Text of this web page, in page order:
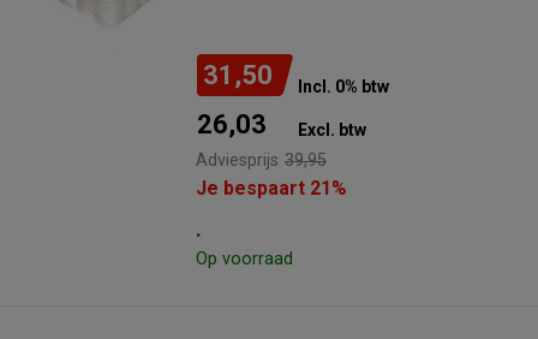
31,50 Incl. 0% btw
26,03 Excl. btw
Adviesprijs 39,95
Je bespaart 21%
.
Op voorraad